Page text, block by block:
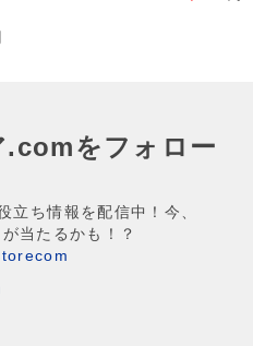
をフォロー
立ち情報を配信中！今、
当たるかも！？